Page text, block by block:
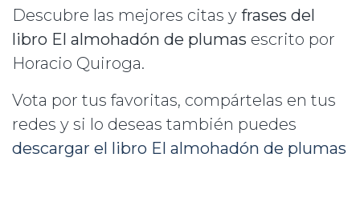
Descubre las mejores citas y frases del
libro El almohadón de plumas escrito por
Horacio Quiroga.
Vota por tus favoritas, compártelas en tus
redes y si lo deseas también puedes
descargar el libro El almohadón de plumas